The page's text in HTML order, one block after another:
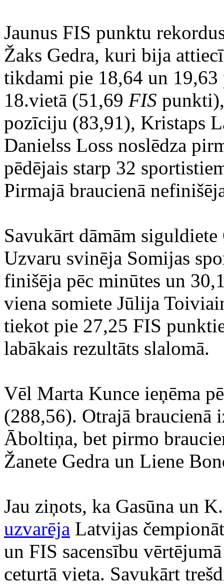
Jaunus FIS punktu
Žaks Gedra, kuri bija
tikdami pie 18,64 un
18.vietā (51,69 FIS
pozīciju (83,91), Kristaps
Danielss Loss noslēdza
pēdējais starp 32
Pirmajā braucienā
Savukārt dāmām
Uzvaru svinēja Somijas
finišēja pēc minūtes un
viena somiete Jūlija
tiekot pie 27,25 FIS
labākais rezultāts slalomā.
Vēl Marta Kunce ieņēma
(288,56). Otrajā braucienā
Āboltiņa, bet pirmo
Žanete Gedra un Liene
Jau ziņots, ka Gasūna un
uzvarēja Latvijas
un FIS sacensību
ceturtā vieta. Savukārt